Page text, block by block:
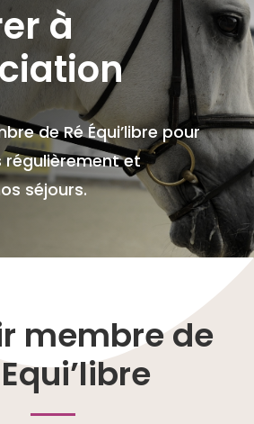
à
de Ré Équi’libre pour
et
séjours.
membre de